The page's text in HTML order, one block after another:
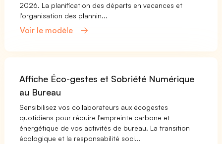
2026. La planification des départs en vacances et
l'organisation des plannin...
Voir le modèle
Affiche Éco-gestes et Sobriété Numérique
au Bureau
Sensibilisez vos collaborateurs aux écogestes
quotidiens pour réduire l'empreinte carbone et
énergétique de vos activités de bureau. La transition
écologique et la responsabilité soci...